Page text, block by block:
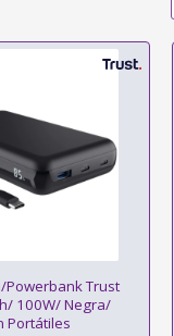
Powerbank Trust
100W/ Negra/
Portátiles